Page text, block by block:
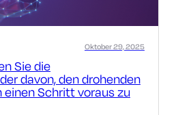
Sie die
davon, den drohenden
Schritt voraus zu
Oktober 29, 2025